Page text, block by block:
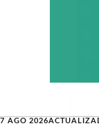
7 AGO 2026